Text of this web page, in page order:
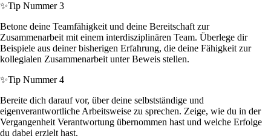
✨Tip Nummer 3
Betone deine Teamfähigkeit und deine Bereitschaft zur
Zusammenarbeit mit einem interdisziplinären Team. Überlege dir
Beispiele aus deiner bisherigen Erfahrung, die deine Fähigkeit zur
kollegialen Zusammenarbeit unter Beweis stellen.
✨Tip Nummer 4
Bereite dich darauf vor, über deine selbstständige und
eigenverantwortliche Arbeitsweise zu sprechen. Zeige, wie du in der
Vergangenheit Verantwortung übernommen hast und welche Erfolge
du dabei erzielt hast.